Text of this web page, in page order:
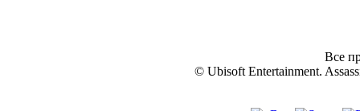
Все
© Ubisoft Entertainment.